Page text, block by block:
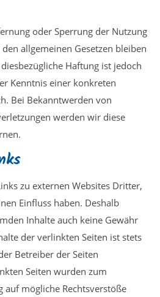
oder Sperrung der Nutzung
allgemeinen Gesetzen bleiben
Haftung ist jedoch
Kenntnis einer konkreten
Bei Bekanntwerden von
werden wir diese
zu externen Websites Dritter,
Einfluss haben. Deshalb
Inhalte auch keine Gewähr
der verlinkten Seiten ist stets
Betreiber der Seiten
Seiten wurden zum
mögliche Rechtsverstöße